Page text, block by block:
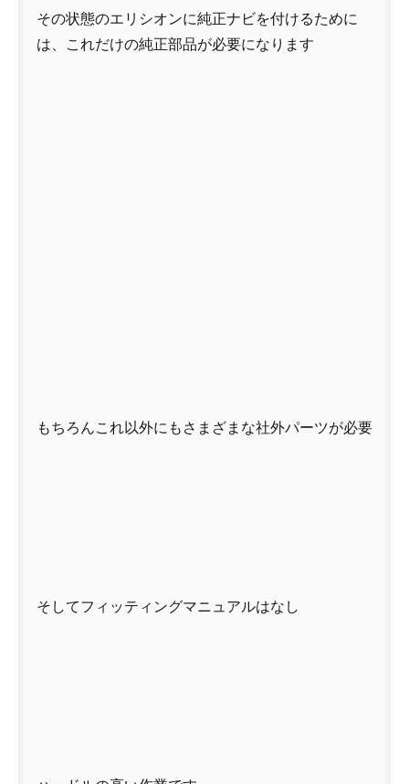
その状態のエリシオンに純正ナビを付けるために
は、これだけの純正部品が必要になります
もちろんこれ以外にもさまざまな社外パーツが必要
そしてフィッティングマニュアルはなし